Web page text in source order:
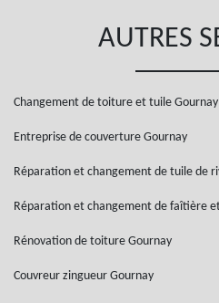
AUTRES
Changement de toiture et tuile Gournay
Entreprise de couverture Gournay
Réparation et changement de tuile de
Réparation et changement de faîtière
Rénovation de toiture Gournay
Couvreur zingueur Gournay